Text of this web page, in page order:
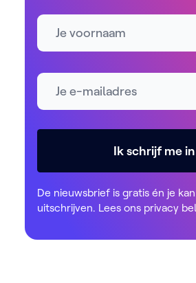
Naam
E-mailadres *
Ik schrijf me in
De nieuwsbrief is gratis én je
uitschrijven. Lees ons privacy